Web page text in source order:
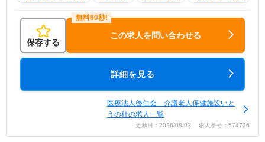
保存する
この求人を問い合わせる
詳細を見る
医療法人啓仁会 介護老人保健施設いと
うの杜の求人一覧
更新日：2026/08/03 求人番号：574726